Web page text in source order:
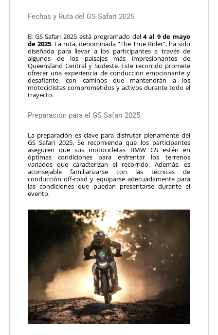
Fechas y Ruta del GS Safari 2025
El GS Safari 2025 está programado del4 al 9 de mayo
de 2025. La ruta, denominada “The True Rider”, ha sido
diseñada para llevar a los participantes a través de
algunos de los paisajes más impresionantes de
Queensland Central y Sudeste. Este recorrido promete
ofrecer una experiencia de conducción emocionante y
desafiante, con caminos que mantendrán a los
motociclistas comprometidos y activos durante todo el
trayecto.
Preparación para el GS Safari 2025
La preparación es clave para disfrutar plenamente del
GS Safari 2025. Se recomienda que los participantes
aseguren que sus motocicletas BMW GS estén en
óptimas condiciones para enfrentar los terrenos
variados que caracterizan el recorrido. Además, es
aconsejable familiarizarse con las técnicas de
conducción off-road y equiparse adecuadamente para
las condiciones que puedan presentarse durante el
evento.